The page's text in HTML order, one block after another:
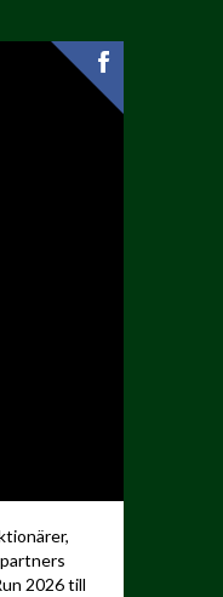
2026 till